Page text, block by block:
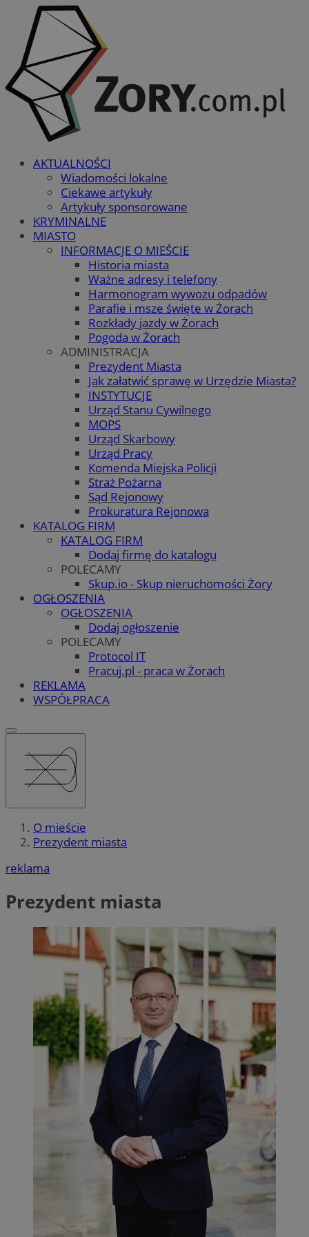
AKTUALNOŚCI
Wiadomości lokalne
Ciekawe artykuły
Artykuły sponsorowane
KRYMINALNE
MIASTO
INFORMACJE O MIEŚCIE
Historia miasta
Ważne adresy i telefony
Harmonogram wywozu odpadów
Parafie i msze święte w Żorach
Rozkłady jazdy w Żorach
Pogoda w Żorach
ADMINISTRACJA
Prezydent Miasta
Jak załatwić sprawę w Urzędzie Miasta?
INSTYTUCJE
Urząd Stanu Cywilnego
MOPS
Urząd Skarbowy
Urząd Pracy
Komenda Miejska Policji
Straż Pożarna
Sąd Rejonowy
Prokuratura Rejonowa
KATALOG FIRM
KATALOG FIRM
Dodaj firmę do katalogu
POLECAMY
Skup.io - Skup nieruchomości Żory
OGŁOSZENIA
OGŁOSZENIA
Dodaj ogłoszenie
POLECAMY
Protocol IT
Pracuj.pl - praca w Żorach
REKLAMA
WSPÓŁPRACA
O mieście
Prezydent miasta
reklama
Prezydent miasta